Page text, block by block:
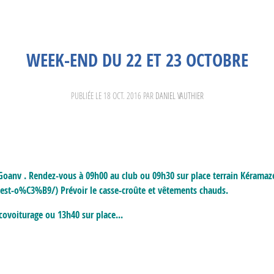
WEEK-END DU 22 ET 23 OCTOBRE
PUBLIÉE LE 18 OCT. 2016 PAR DANIEL VAUTHIER
. Rendez-vous à 09h00 au club ou 09h30 sur place terrain
o%C3%B9/) Prévoir le casse-croûte et vêtements chauds.
ou 13h40 sur place...